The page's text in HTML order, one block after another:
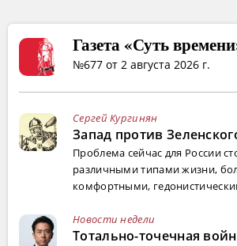
Газета «Суть
№677 от 2 августа 2026 г.
Сергей Кургинян
Запад против
Проблема сейчас для России
различными типами жизни,
комфортными,
Новости недели
Тотально-точечная